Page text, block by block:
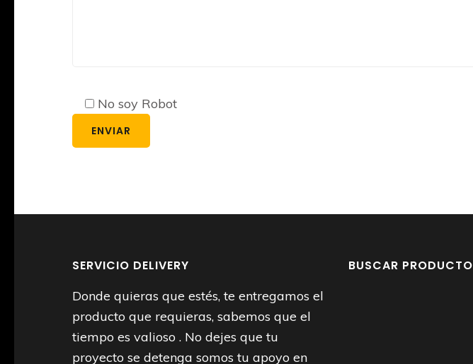
No soy Robot
SERVICIO DELIVERY
Donde quieras que estés, te entregamos el
producto que requieras, sabemos que el
tiempo es valioso . No dejes que tu
proyecto se detenga somos tu apoyo en
BUSCAR PRODUCTO